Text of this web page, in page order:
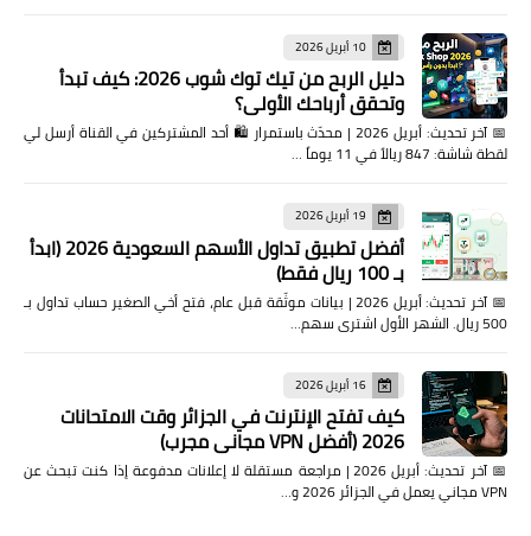
10 أبريل 2026
دليل الربح من تيك توك شوب 2026: كيف تبدأ
وتحقق أرباحك الأولى؟
📅 آخر تحديث: أبريل 2026 | محدّث باستمرار 🛍️ أحد المشتركين في القناة أرسل لي
لقطة شاشة: 847 ريالاً في 11 يوماً …
19 أبريل 2026
أفضل تطبيق تداول الأسهم السعودية 2026 (ابدأ
بـ 100 ريال فقط)
📅 آخر تحديث: أبريل 2026 | بيانات موثّقة قبل عام، فتح أخي الصغير حساب تداول بـ
500 ريال. الشهر الأول اشترى سهم…
16 أبريل 2026
كيف تفتح الإنترنت في الجزائر وقت الامتحانات
2026 (أفضل VPN مجاني مجرب)
📅 آخر تحديث: أبريل 2026 | مراجعة مستقلة لا إعلانات مدفوعة إذا كنت تبحث عن
VPN مجاني يعمل في الجزائر 2026 و…